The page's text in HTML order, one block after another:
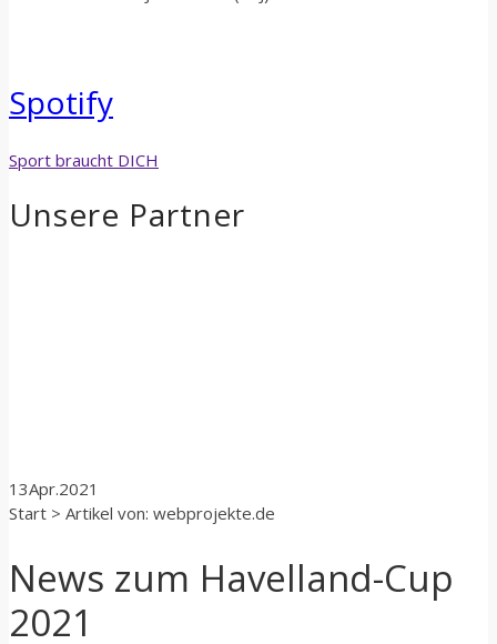
Spotify
Sport braucht DICH
Unsere Partner
13Apr.2021
Start > Artikel von: webprojekte.de
News zum Havelland-Cup
2021